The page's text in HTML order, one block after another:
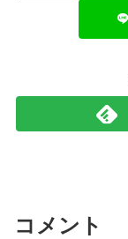
コメント